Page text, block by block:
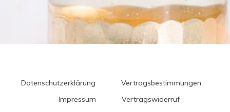
Datenschutzerklärung
Vertragsbestimmungen
Impressum
Vertragswiderruf